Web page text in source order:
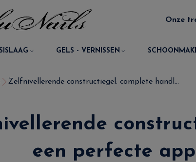
Onze
GELS - VERNISSEN
Zelfnivellerende constructiegel: complete handl...
een perfecte